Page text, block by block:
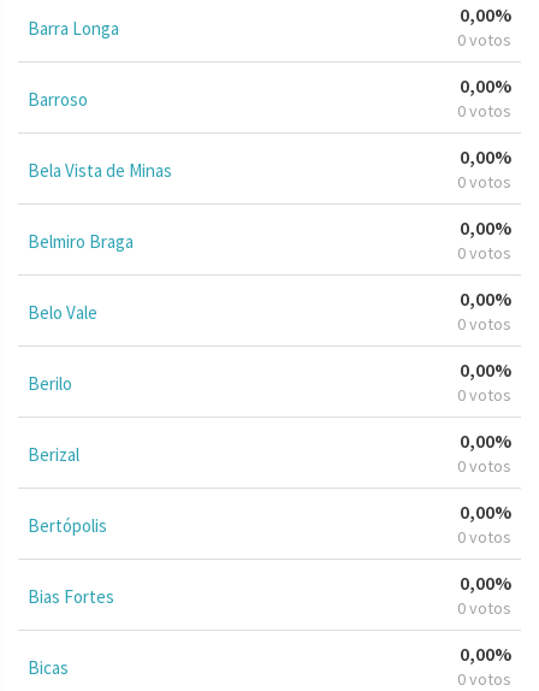
Barra Longa
0,00%
0 votos
Barroso
0,00%
0 votos
Bela Vista de Minas
0,00%
0 votos
Belmiro Braga
0,00%
0 votos
Belo Vale
0,00%
0 votos
Berilo
0,00%
0 votos
Berizal
0,00%
0 votos
Bertópolis
0,00%
0 votos
Bias Fortes
0,00%
0 votos
Bicas
0,00%
0 votos